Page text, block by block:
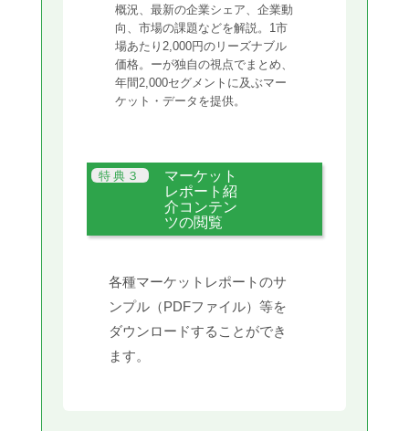
概況、最新の企業シェア、企業動
向、市場の課題などを解説。1市
場あたり2,000円のリーズナブル
価格。ーが独自の視点でまとめ、
年間2,000セグメントに及ぶマー
ケット・データを提供。
マーケット
レポート紹
介コンテン
ツの閲覧
各種マーケットレポートのサ
ンプル（PDFファイル）等を
ダウンロードすることができ
ます。